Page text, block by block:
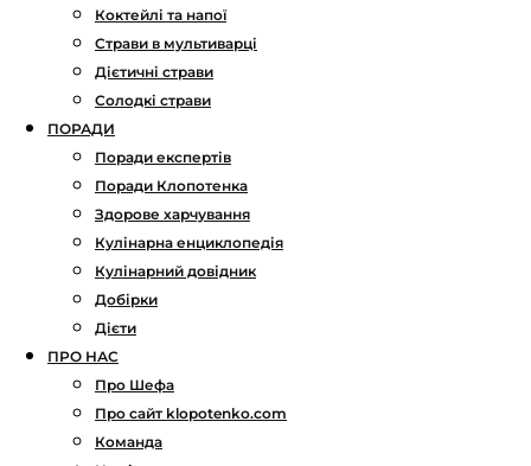
Коктейлі та напої
Страви в мультиварці
Дієтичні страви
Солодкі страви
ПОРАДИ
Поради експертів
Поради Клопотенка
Здорове харчування
Кулінарна енциклопедія
Кулінарний довідник
Добірки
Дієти
ПРО НАС
Про Шефа
Про сайт klopotenko.com
Команда